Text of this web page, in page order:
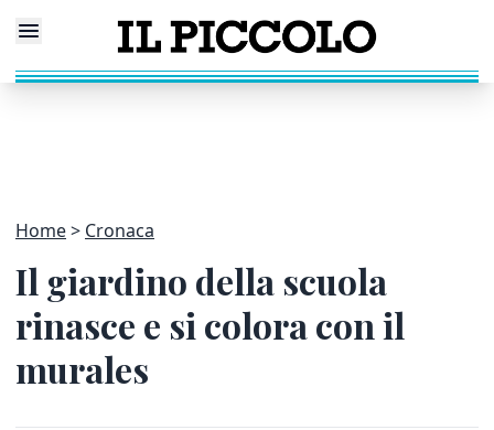
Home Cronaca
Il giardino della scuola
rinasce e si colora con il
murales